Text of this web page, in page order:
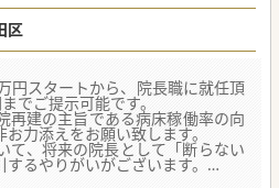
田区
スタートから、院長職に就任頂
でご提示可能です。
建の主旨である病床稼働率の向
お力添えをお願い致します。
、将来の院長として「断らない
るやりがいがございます。